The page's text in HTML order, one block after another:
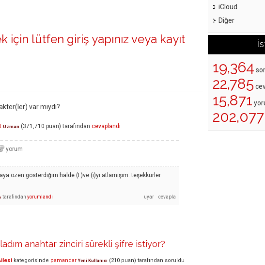
için lütfen giriş yapınız veya kayıt
var mıydı?
Uzman (371,710 puan) tarafından cevaplandı
özen gösterdiğim halde (I )ve (i)yi atlamışım. teşekkürler
tarafından yorumlandı
anahtar zinciri sürekli şifre istiyor?
kategorisinde pamandar Yeni Kullanıcı (210 puan) tarafından soruldu
iCloud
Diğer
19,364
22,785
15,871
202,077